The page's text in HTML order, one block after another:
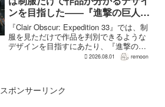
ンを目指した――『進撃の巨人』
の制服と『BLEACH』のキャラ
造形が影響
『Clair Obscur: Expedition 33』では、制
服を見ただけで作品を判別できるような
デザインを目指すにあたり、『進撃の巨
人』を参考にしたという。あわせて、キ
2026.08.01 remoon
スポンサーリンク